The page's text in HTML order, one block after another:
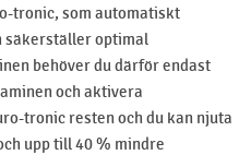
tronic, som automatiskt
säkerställer optimal
behöver du därför endast
och aktivera
tronic resten och du kan njuta
upp till 40 % mindre